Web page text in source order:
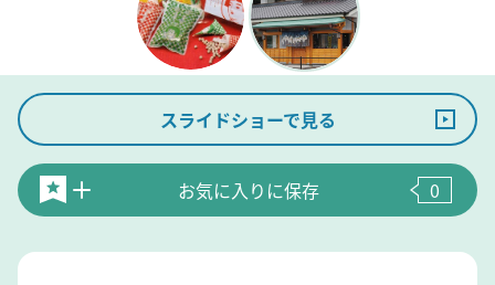
スライドショーで見る
お気に入りに保存 0